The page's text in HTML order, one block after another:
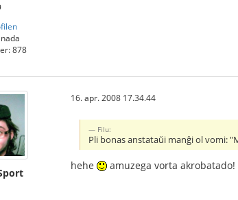
878
16. apr. 2008 17.34.44
Filu:
Pli bonas anstataŭi manĝi ol vomi:
hehe amuzega vorta akrobatado!